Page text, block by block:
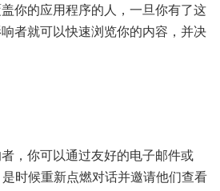
你的应用程序的人，一旦你有了这
者就可以快速浏览你的内容，并决
，你可以通过友好的电子邮件或
时候重新点燃对话并邀请他们查看